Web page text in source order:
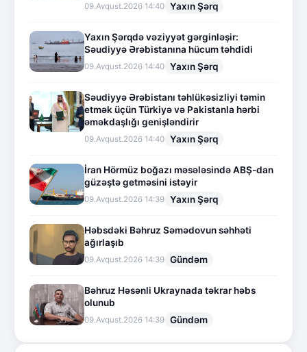
09.Avqust.2026 14:40 Yaxın Şərq
Yaxın Şərqdə vəziyyət gərginləşir:
Səudiyyə Ərəbistanına hücum təhdidi
09.Avqust.2026 14:40 Yaxın Şərq
Səudiyyə Ərəbistanı təhlükəsizliyi təmin
etmək üçün Türkiyə və Pakistanla hərbi
əməkdaşlığı genişləndirir
09.Avqust.2026 14:40 Yaxın Şərq
İran Hörmüz boğazı məsələsində ABŞ-dan
güzəştə getməsini istəyir
09.Avqust.2026 14:39 Yaxın Şərq
Həbsdəki Bəhruz Səmədovun səhhəti
ağırlaşıb
09.Avqust.2026 14:39 Gündəm
Bəhruz Həsənli Ukraynada təkrar həbs
olunub
09.Avqust.2026 14:39 Gündəm